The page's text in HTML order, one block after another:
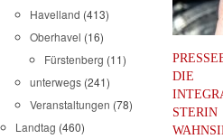
Havelland (413)
Oberhavel (16)
Fürstenberg (11)
unterwegs (241)
Veranstaltungen (78)
Landtag (460)
DIE
STERIN